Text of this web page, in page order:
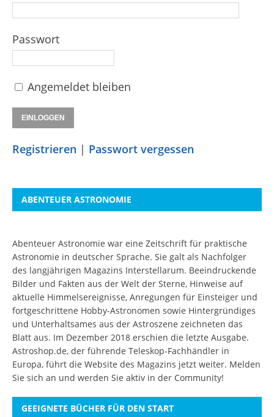
Passwort
Angemeldet bleiben
Registrieren | Passwort vergessen
ABENTEUER ASTRONOMIE
Abenteuer Astronomie war eine Zeitschrift für praktische
Astronomie in deutscher Sprache. Sie galt als Nachfolger
des langjährigen Magazins Interstellarum. Beeindruckende
Bilder und Fakten aus der Welt der Sterne, Hinweise auf
aktuelle Himmelsereignisse, Anregungen für Einsteiger und
fortgeschrittene Hobby-Astronomen sowie Hintergründiges
und Unterhaltsames aus der Astroszene zeichneten das
Blatt aus. Im Dezember 2018 erschien die letzte Ausgabe.
Astroshop.de, der führende Teleskop-Fachhändler in
Europa, führt die Website des Magazins jetzt weiter. Melden
Sie sich an und werden Sie aktiv in der Community!
GEEIGNETE BÜCHER FÜR DEN START